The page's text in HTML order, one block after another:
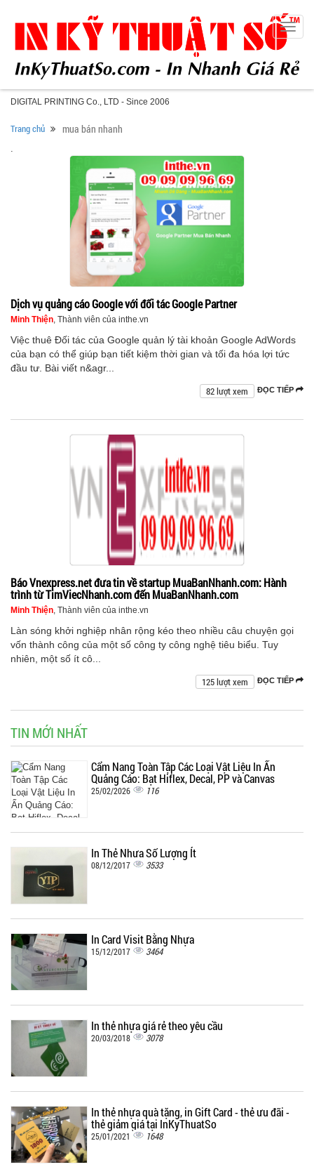
DIGITAL PRINTING Co., LTD - Since 2006
Toggle
Trang chủ mua bán nhanh
.
Dịch vụ quảng cáo Google với đối tác Google Partner
Minh Thiện, Thành viên của inthe.vn
Việc thuê Đối tác của Google quản lý tài khoản Google AdWords
của bạn có thể giúp bạn tiết kiệm thời gian và tối đa hóa lợi tức
đầu tư. Bài viết n&agr...
ĐỌC TIẾP
82 lượt xem
Báo Vnexpress.net đưa tin về startup MuaBanNhanh.com: Hành
trình từ TimViecNhanh.com đến MuaBanNhanh.com
Minh Thiện, Thành viên của inthe.vn
Làn sóng khởi nghiệp nhân rộng kéo theo nhiều câu chuyện gọi
vốn thành công của một số công ty công nghệ tiêu biểu. Tuy
nhiên, một số ít cô...
ĐỌC TIẾP
125 lượt xem
TIN MỚI NHẤT
Cẩm Nang Toàn Tập Các Loại Vật Liệu In Ấn
Quảng Cáo: Bạt Hiflex, Decal, PP và Canvas
25/02/2026 116
In Thẻ Nhựa Số Lượng Ít
08/12/2017 3533
In Card Visit Bằng Nhựa
15/12/2017 3464
In thẻ nhựa giá rẻ theo yêu cầu
20/03/2018 3078
In thẻ nhựa quà tặng, in Gift Card - thẻ ưu đãi -
thẻ giảm giá tại InKyThuatSo
25/01/2021 1648